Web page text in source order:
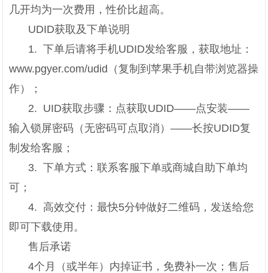
几开均为一次费用，性价比超高。
UDID获取及下单说明
1. 下单后请将手机UDID发给客服，获取地址：
www.pgyer.com/udid（复制到苹果手机自带浏览器操
作）；
2. UID获取步骤：点获取UDID——点安装——
输入锁屏密码（无密码可点取消）——长按UDID复
制发给客服；
3. 下单方式：联系客服下单或商城自助下单均
可；
4. 高效交付：最快5分钟做好二维码，发送给您
即可下载使用。
售后承诺
4个月（或半年）内掉证书，免费补一次；售后